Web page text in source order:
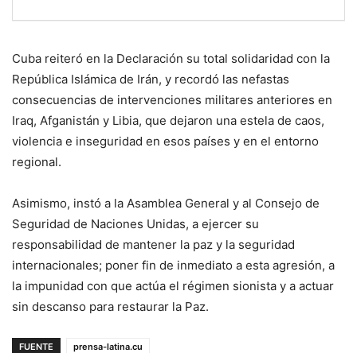
Cuba reiteró en la Declaración su total solidaridad con la
República Islámica de Irán, y recordó las nefastas
consecuencias de intervenciones militares anteriores en
Iraq, Afganistán y Libia, que dejaron una estela de caos,
violencia e inseguridad en esos países y en el entorno
regional.
Asimismo, instó a la Asamblea General y al Consejo de
Seguridad de Naciones Unidas, a ejercer su
responsabilidad de mantener la paz y la seguridad
internacionales; poner fin de inmediato a esta agresión, a
la impunidad con que actúa el régimen sionista y a actuar
sin descanso para restaurar la Paz.
FUENTE
prensa-latina.cu